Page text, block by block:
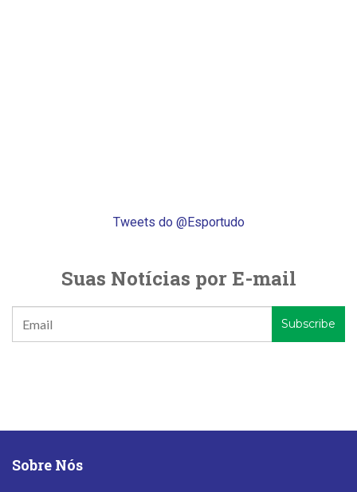
Tweets do @Esportudo
Suas Notícias por E-mail
Sobre Nós